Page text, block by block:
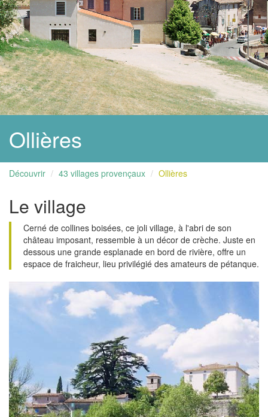
Ollières
Découvrir 43 villages provençaux Ollières
Le village
Cerné de collines boisées, ce joli village, à l'abri de son
château imposant, ressemble à un décor de crèche. Juste en
dessous une grande esplanade en bord de rivière, offre un
espace de fraicheur, lieu privilégié des amateurs de pétanque.